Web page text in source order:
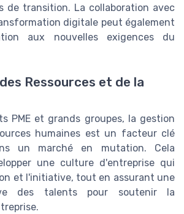
de transition. La collaboration avec
digitale peut également
aux nouvelles exigences du
Ressources et de la
PME et grands groupes, la gestion
humaines est un facteur clé
un marché en mutation. Cela
une culture d'entreprise qui
et l'initiative, tout en assurant une
des talents pour soutenir la